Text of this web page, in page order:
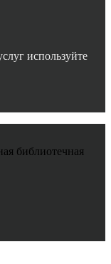
используйте
библиотечная